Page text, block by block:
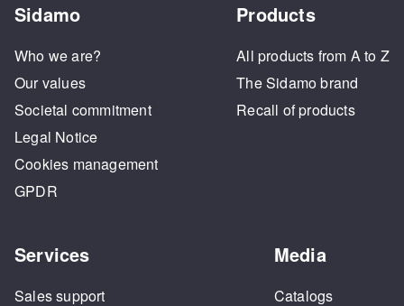
Sidamo
Who we are?
Our values
Societal commitment
Legal Notice
Cookies management
GPDR
Products
All products from A to Z
The Sidamo brand
Recall of products
Services
Sales support
Media
Catalogs